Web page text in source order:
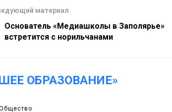
материал
Основатель «Медиашколы в Заполярье»
встретится с норильчанами
ОБРАЗОВАНИЕ»